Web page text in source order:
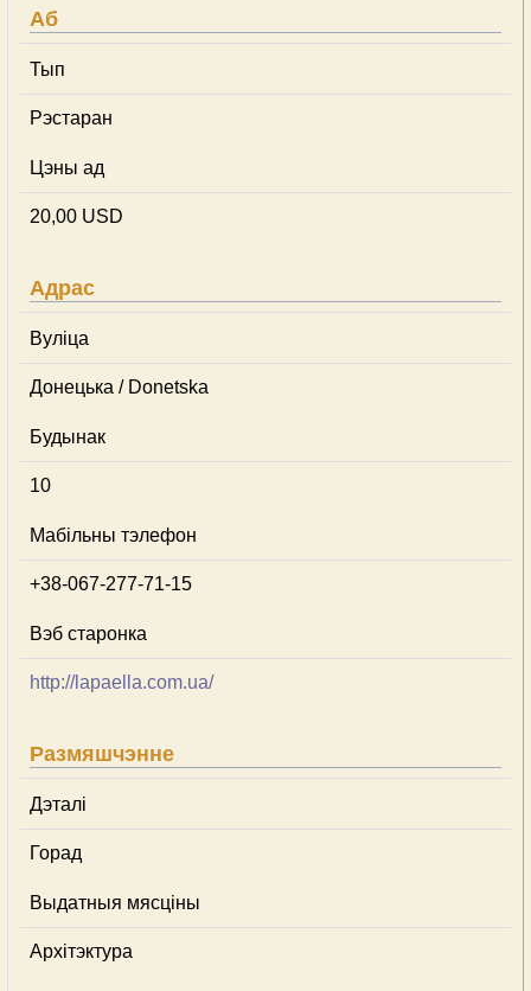
Аб
Тып
Рэстаран
Цэны ад
20,00 USD
Адрас
Вуліца
Донецька / Donetska
Будынак
10
Мабільны тэлефон
+38-067-277-71-15
Вэб старонка
http://lapaella.com.ua/
Размяшчэнне
Дэталі
Горад
Выдатныя мясціны
Архітэктура